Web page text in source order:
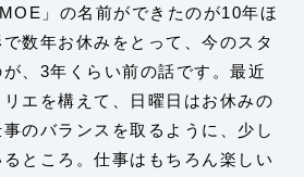
」の名前ができたのが10年ほ
数年お休みをとって、今のスタ
、3年くらい前の話です。最近
エを構えて、日曜日はお休みの
のバランスを取るように、少し
ところ。仕事はもちろん楽しい